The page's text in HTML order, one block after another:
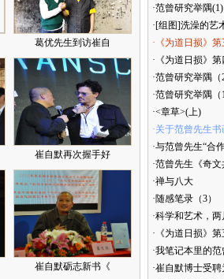
葛优先生到访崔自
崔自默再次握手好
崔自默砺志新书《
·范曾研究举隅(1)
·[组图]洗澡的艺
·《为道日损》
·《为道日损》
·范曾研究举隅（
·范曾研究举隅（
·<章草>(上)
·关于范曾先生
·与范曾先生“合
·范曾先生《奇
·禅与八大
·随感笔录（3）
·科学和艺术，
·《为道日损》
·我笔记本里的
·崔自默博士受